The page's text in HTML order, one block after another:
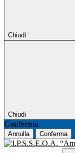
Chiudi
Chiudi
Conferma
Annulla Conferma